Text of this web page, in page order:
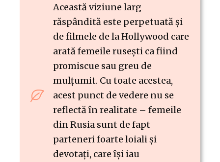
Această viziune larg
răspândită este perpetuată și
de filmele de la Hollywood care
arată femeile rusești ca fiind
promiscue sau greu de
mulțumit. Cu toate acestea,
acest punct de vedere nu se
reflectă în realitate – femeile
din Rusia sunt de fapt
parteneri foarte loiali și
devotați, care își iau